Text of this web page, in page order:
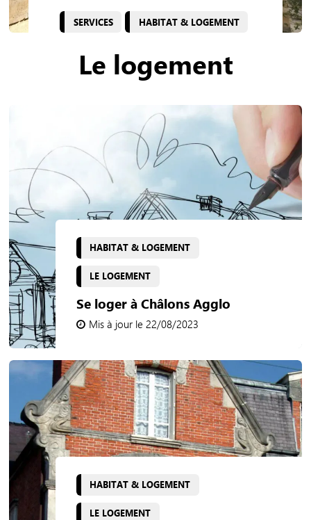
SERVICES HABITAT & LOGEMENT
Le logement
HABITAT & LOGEMENT
LE LOGEMENT
Se loger à Châlons Agglo
Mis à jour le 22/08/2023
HABITAT & LOGEMENT
LE LOGEMENT